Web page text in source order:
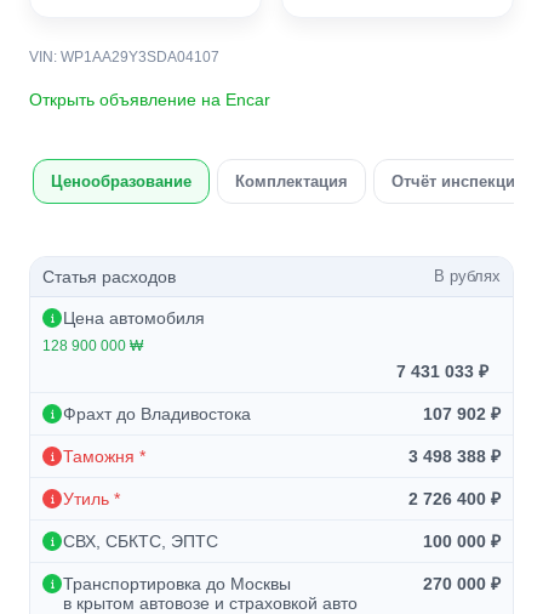
VIN: WP1AA29Y3SDA04107
Открыть объявление на Encar
Ценообразование Комплектация Отчёт инспекции
Статья расходов В рублях
Цена автомобиля
128 900 000 ₩
7 431 033 ₽
Фрахт до Владивостока 107 902 ₽
Таможня * 3 498 388 ₽
Утиль * 2 726 400 ₽
СВХ, СБКТС, ЭПТС 100 000 ₽
Транспортировка до Москвы
в крытом автовозе и страховкой авто
270 000 ₽